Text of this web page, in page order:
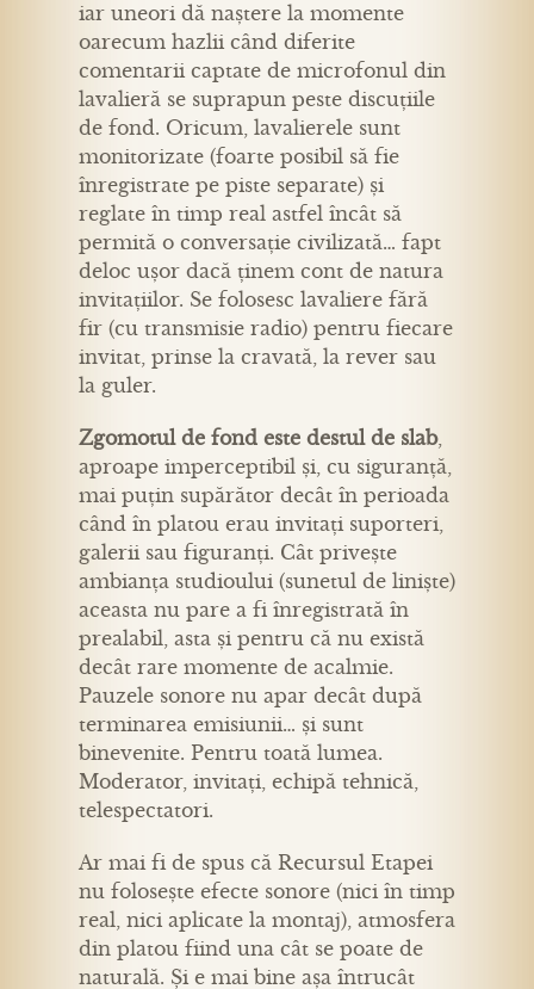
iar uneori dă naștere la momente
oarecum hazlii când diferite
comentarii captate de microfonul din
lavalieră se suprapun peste discuțiile
de fond. Oricum, lavalierele sunt
monitorizate (foarte posibil să fie
înregistrate pe piste separate) și
reglate în timp real astfel încât să
permită o conversație civilizată… fapt
deloc ușor dacă ținem cont de natura
invitațiilor. Se folosesc lavaliere fără
fir (cu transmisie radio) pentru fiecare
invitat, prinse la cravată, la rever sau
la guler.
Zgomotul de fond este destul de slab,
aproape imperceptibil și, cu siguranță,
mai puțin supărător decât în perioada
când în platou erau invitați suporteri,
galerii sau figuranți. Cât privește
ambianța studioului (sunetul de liniște)
aceasta nu pare a fi înregistrată în
prealabil, asta și pentru că nu există
decât rare momente de acalmie.
Pauzele sonore nu apar decât după
terminarea emisiunii… și sunt
binevenite. Pentru toată lumea.
Moderator, invitați, echipă tehnică,
telespectatori.
Ar mai fi de spus că Recursul Etapei
nu folosește efecte sonore (nici în timp
real, nici aplicate la montaj), atmosfera
din platou fiind una cât se poate de
naturală. Și e mai bine așa întrucât